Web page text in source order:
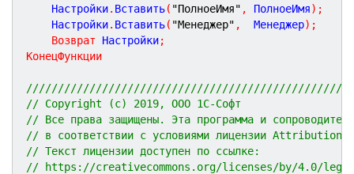
	Настройки
. Вставить( "ПолноеИмя" , ПолноеИмя) ;
	Настройки
. Вставить( "Менеджер" ,
  Менеджер
) ;
Возврат Настройки;
КонецФункции
// Copyright (c) 2019, ООО 1С-Софт
// Все права защищены. Эта программа и
// в соответствии с условиями лицензии
// Текст лицензии доступен по ссылке:
// https://creativecommons.org/licenses/by/4.0/